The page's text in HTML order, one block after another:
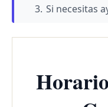
Si necesitas